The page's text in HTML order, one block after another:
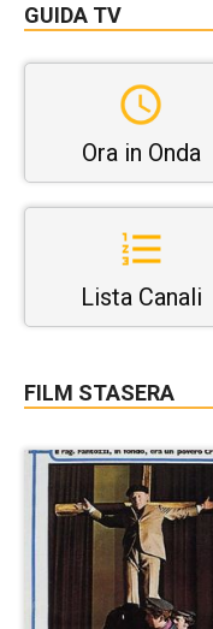
GUIDA TV
Ora in Onda
Lista Canali
FILM STASERA